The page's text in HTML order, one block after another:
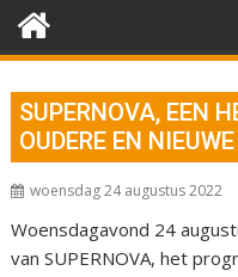
SUPERNOVA, EEN
OUDERE EN
woensdag 24 augustus 2022
Woensdagavond 24
van SUPERNOVA, het